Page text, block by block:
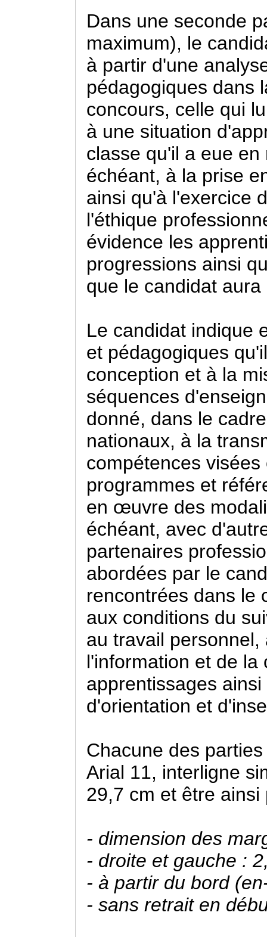
Dans une seconde
maximum), le
à partir d'une
pédagogiques dans
concours, celle qui
à une situation
classe qu'il a eue
échéant, à la prise
ainsi qu'à l'exercice
l'éthique
évidence les
progressions ainsi
que le candidat
Le candidat indique
et pédagogiques
conception et à la
séquences
donné, dans le
nationaux, à la
compétences
programmes et
en œuvre des
échéant, avec
partenaires
abordées par le
rencontrées dans le
aux conditions du
au travail
l'information et de la
apprentissages
d'orientation et
Chacune des
Arial 11, interligne
29,7 cm et être ainsi
- dimension des
- droite et gauche :
- à partir du bord
- sans retrait en